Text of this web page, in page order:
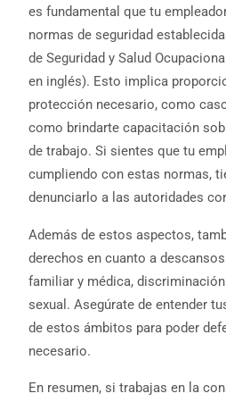
es fundamental que tu
normas de seguridad
de Seguridad y Salud
en inglés). Esto implica
protección necesario, como
como brindarte capacitación
de trabajo. Si sientes que tu
cumpliendo con estas normas,
denunciarlo a las autoridades
Además de estos aspectos,
derechos en cuanto a
familiar y médica,
sexual. Asegúrate de entender
de estos ámbitos para poder
necesario.
En resumen, si trabajas en la